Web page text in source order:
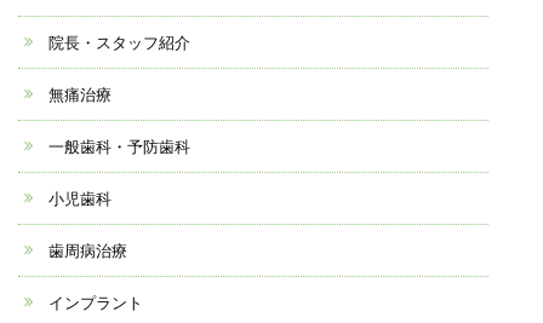
院長・スタッフ紹介
無痛治療
一般歯科・予防歯科
小児歯科
歯周病治療
インプラント